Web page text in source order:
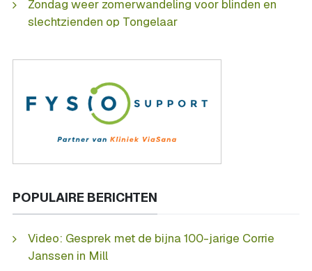
Zondag weer zomerwandeling voor blinden en
slechtzienden op Tongelaar
POPULAIRE BERICHTEN
Video: Gesprek met de bijna 100-jarige Corrie
Janssen in Mill